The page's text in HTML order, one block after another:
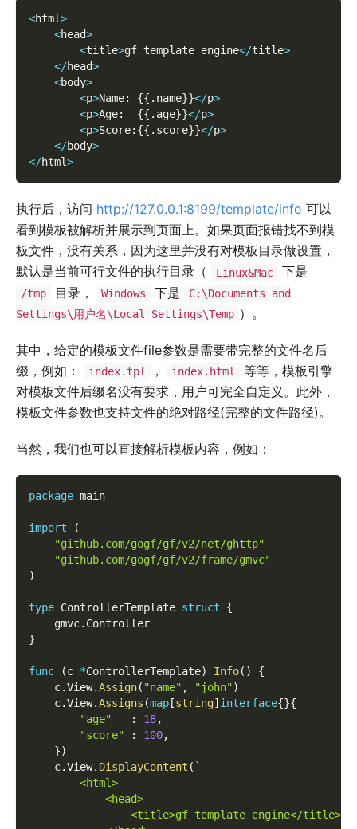
<html>
<head>
<title>gf template engine</title>
</head>
<body>
<p>Name: {{ . name}}</p>
<p>Age: {{ . age}}</p>
<p>Score: {{ . score}}</p>
</body>
</html>
执行后，访问 http://127.0.0.1:8199/template/info 可以
看到模板被解析并展示到页面上。如果页面报错找不到模
板文件，没有关系，因为这里并没有对模板目录做设置，
默认是当前可行文件的执行目录（
Linux&Mac 下是
/tmp 目录， Windows 下是
C:\Documents and
Settings\用户名\Local Settings\Temp ）。
其中，给定的模板文件file参数是需要带完整的文件名后
缀，例如：
index.tpl ， index.html
等等，模板引擎
对模板文件后缀名没有要求，用户可完全自定义。此外，
模板文件参数也支持文件的绝对路径(完整的文件路径)。
当然，我们也可以直接解析模板内容，例如：
package main
import
(
"github.com/gogf/gf/v2/net/ghttp"
"github.com/gogf/gf/v2/frame/gmvc"
)
type ControllerTemplate struct
{
    gmvc
. Controller
}
func (c *ControllerTemplate) Info( )
{
    c
.View.Assign( "name" , "john")
    c
.View.Assigns (map [string] interface{}{
"age"
: 18,
"score"
: 100,
})
    c
.View. DisplayContent ( `
        <html>
            <head>
                <title>gf template engine</title>